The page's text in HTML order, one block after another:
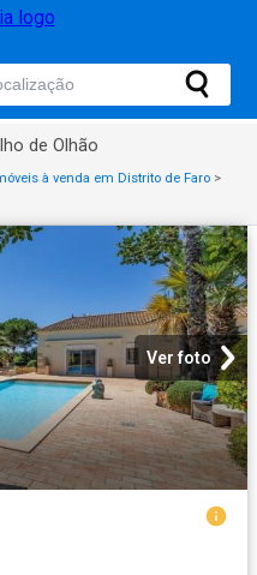
de Olhão
à venda em Distrito de Faro >
Ver foto